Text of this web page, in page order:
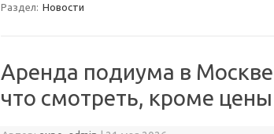
Раздел: Новости
Аренда подиума в
что смотреть, кроме цены